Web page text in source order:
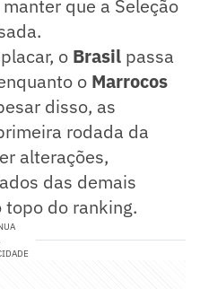
que a Seleção
o Brasil passa
o Marrocos
disso, as
rodada da
alterações,
das demais
topo do ranking.